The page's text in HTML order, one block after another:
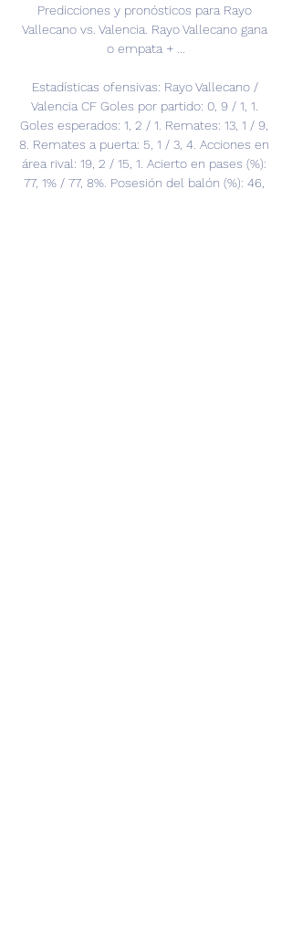
Predicciones y pronósticos para Rayo
Vallecano vs. Valencia. Rayo Vallecano gana
o empata + ...
Estadísticas ofensivas: Rayo Vallecano /
Valencia CF Goles por partido: 0, 9 / 1, 1.
Goles esperados: 1, 2 / 1. Remates: 13, 1 / 9,
8. Remates a puerta: 5, 1 / 3, 4. Acciones en
área rival: 19, 2 / 15, 1. Acierto en pases (%):
77, 1% / 77, 8%. Posesión del balón (%): 46,